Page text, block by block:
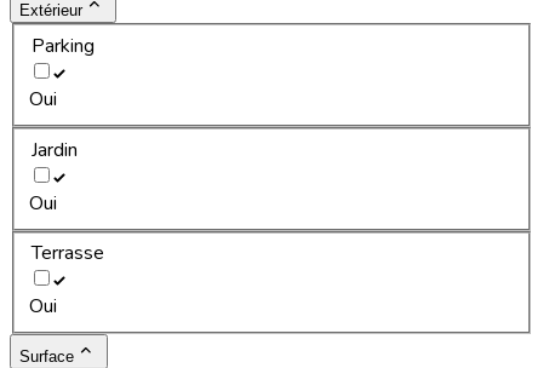
Extérieur
Parking
Oui
Jardin
Oui
Terrasse
Oui
Surface